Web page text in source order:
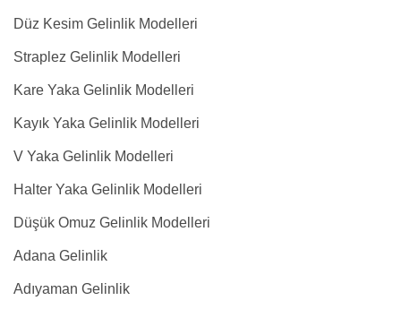
Düz Kesim Gelinlik Modelleri
Straplez Gelinlik Modelleri
Kare Yaka Gelinlik Modelleri
Kayık Yaka Gelinlik Modelleri
V Yaka Gelinlik Modelleri
Halter Yaka Gelinlik Modelleri
Düşük Omuz Gelinlik Modelleri
Adana Gelinlik
Adıyaman Gelinlik